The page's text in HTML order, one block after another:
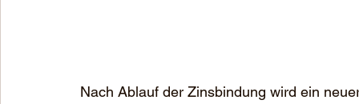
Nach Ablauf der Zinsbindung wird ein